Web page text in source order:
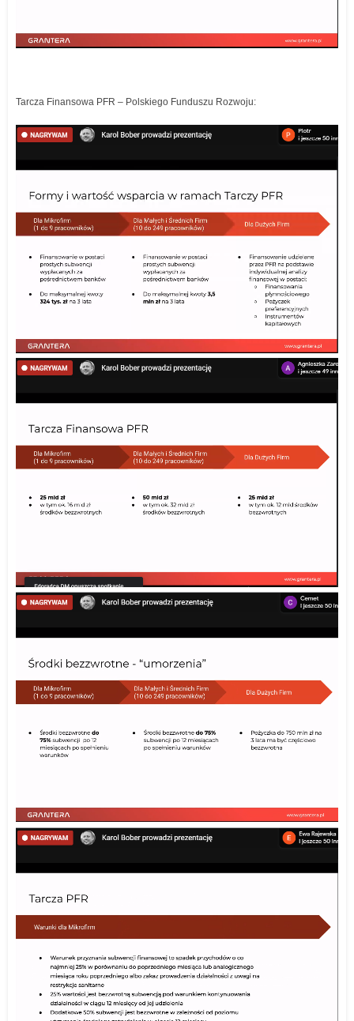
Tarcza Finansowa PFR – Polskiego Funduszu Rozwoju: